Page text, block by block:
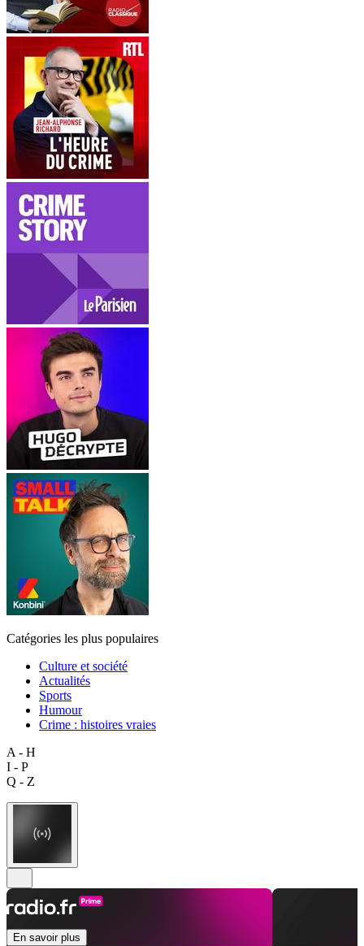
Catégories les plus populaires
Culture et société
Actualités
Sports
Humour
Crime : histoires vraies
A - H
I - P
Q - Z
En savoir plus